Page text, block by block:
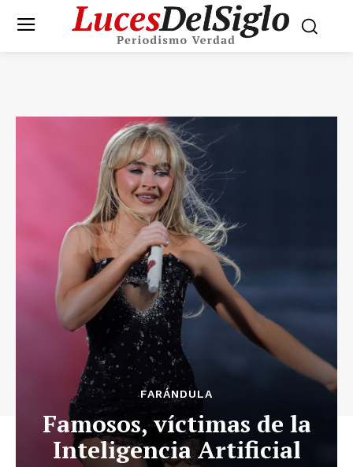
FARÁNDULA
Famosos, víctimas de la
Inteligencia Artificial